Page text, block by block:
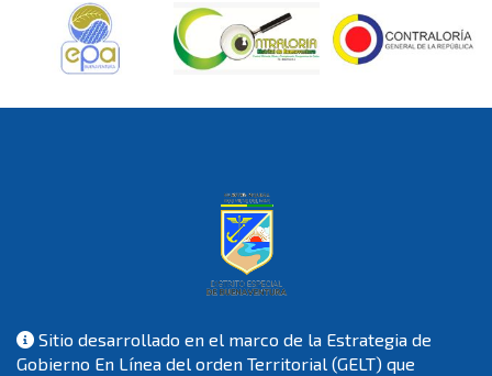
Sitio desarrollado en el marco de la Estrategia de
Gobierno En Línea del orden Territorial (GELT) que